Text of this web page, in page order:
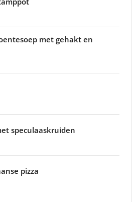
met gehakt en
speculaaskruiden
pizza